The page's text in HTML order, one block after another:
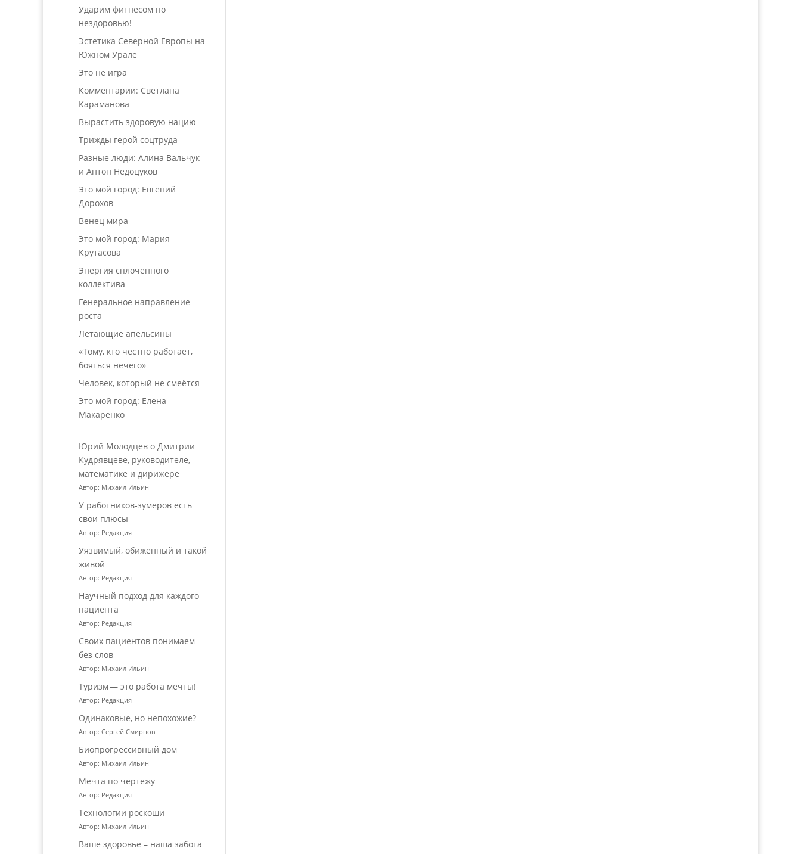
Ударим фитнесом по
нездоровью!
Эстетика Северной Европы на
Южном Урале
Это не игра
Комментарии: Светлана
Караманова
Вырастить здоровую нацию
Трижды герой соцтруда
Разные люди: Алина Вальчук
и Антон Недоцуков
Это мой город: Евгений
Дорохов
Венец мира
Это мой город: Мария
Крутасова
Энергия сплочённого
коллектива
Генеральное направление
роста
Летающие апельсины
«Тому, кто честно работает,
бояться нечего»
Человек, который не смеётся
Это мой город: Елена
Макаренко
Юрий Молодцев о Дмитрии
Кудрявцеве, руководителе,
математике и дирижёре
Автор: Михаил Ильин
У работников‑зумеров есть
свои плюсы
Автор: Редакция
Уязвимый, обиженный и такой
живой
Автор: Редакция
Научный подход для каждого
пациента
Автор: Редакция
Своих пациентов понимаем
без слов
Автор: Михаил Ильин
Туризм — это работа мечты!
Автор: Редакция
Одинаковые, но непохожие?
Автор: Сергей Смирнов
Биопрогрессивный дом
Автор: Михаил Ильин
Мечта по чертежу
Автор: Редакция
Технологии роскоши
Автор: Михаил Ильин
Ваше здоровье – наша забота